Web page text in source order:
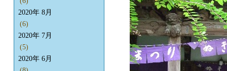
2020年 8月
(6)
2020年 7月
(5)
2020年 6月